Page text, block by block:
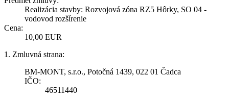
Realizácia stavby: Rozvojová zóna RZ5 Hôrky, SO 04 -
vodovod rozšírenie
Cena:
10,00 EUR
1. Zmluvná strana:
BM-MONT, s.r.o., Potočná 1439, 022 01 Čadca
IČO:
46511440